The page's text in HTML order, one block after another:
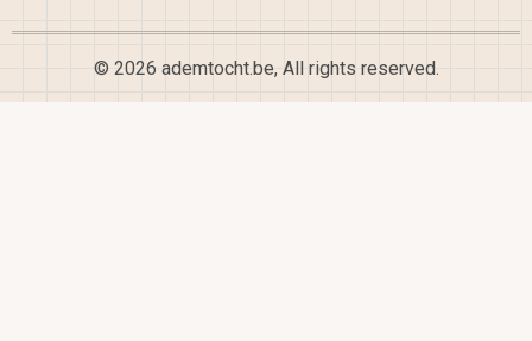
© 2026 ademtocht.be, All rights reserved.